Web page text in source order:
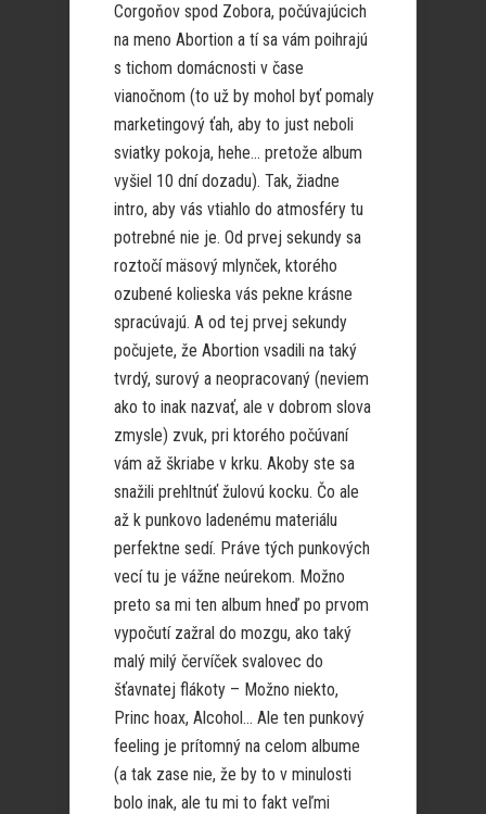
Corgoňov spod Zobora, počúvajúcich
na meno Abortion a tí sa vám poihrajú
s tichom domácnosti v čase
vianočnom (to už by mohol byť pomaly
marketingový ťah, aby to just neboli
sviatky pokoja, hehe… pretože album
vyšiel 10 dní dozadu). Tak, žiadne
intro, aby vás vtiahlo do atmosféry tu
potrebné nie je. Od prvej sekundy sa
roztočí mäsový mlynček, ktorého
ozubené kolieska vás pekne krásne
spracúvajú. A od tej prvej sekundy
počujete, že Abortion vsadili na taký
tvrdý, surový a neopracovaný (neviem
ako to inak nazvať, ale v dobrom slova
zmysle) zvuk, pri ktorého počúvaní
vám až škriabe v krku. Akoby ste sa
snažili prehltnúť žulovú kocku. Čo ale
až k punkovo ladenému materiálu
perfektne sedí. Práve tých punkových
vecí tu je vážne neúrekom. Možno
preto sa mi ten album hneď po prvom
vypočutí zažral do mozgu, ako taký
malý milý červíček svalovec do
šťavnatej flákoty – Možno niekto,
Princ hoax, Alcohol… Ale ten punkový
feeling je prítomný na celom albume
(a tak zase nie, že by to v minulosti
bolo inak, ale tu mi to fakt veľmi